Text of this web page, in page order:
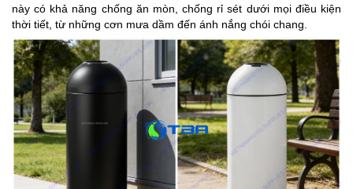
này có khả năng chống ăn mòn, chống rỉ sét dưới mọi điều kiện
thời tiết, từ những cơn mưa dầm đến ánh nắng chói chang.